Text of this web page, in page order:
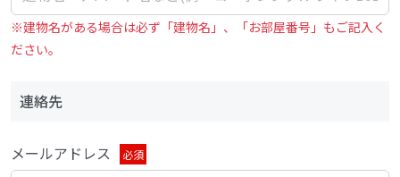
※建物名がある場合は必ず「建物名」、「お部屋番号」もご記入く
ださい。
連絡先
メールアドレス 必須